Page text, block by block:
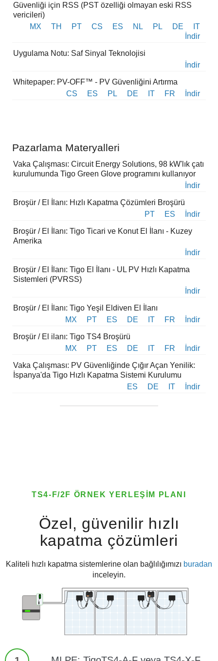
Güvenliği için RSS (PST özelliği olmayan eski RSS
vericileri)
MX
TH PT CS ES NL PL DE
IT
İndir
Uygulama Notu: Saf Sinyal Teknolojisi
İndir
Whitepaper: PV-OFF™ - PV Güvenliğini Artırma
CS
ES PL DE IT FR İndir
Pazarlama Materyalleri
Vaka Çalışması: Circuit Energy Solutions, 98 kW'lık çatı
kurulumunda Tigo Green Glove programını kullanıyor
İndir
Broşür / El İlanı: Hızlı Kapatma Çözümleri Broşürü
PT
ES İndir
Broşür / El İlanı: Tigo Ticari ve Konut El İlanı - Kuzey
Amerika
İndir
Broşür / El İlanı: Tigo El İlanı - UL PV Hızlı Kapatma
Sistemleri (PVRSS)
İndir
Broşür / El İlanı: Tigo Yeşil Eldiven El İlanı
MX
PT ES DE IT FR İndir
Broşür / El ilanı: Tigo TS4 Broşürü
MX
PT ES DE IT FR İndir
Vaka Çalışması: PV Güvenliğinde Çığır Açan Yenilik:
İspanya'da Tigo Hızlı Kapatma Sistemi Kurulumu
ES
DE IT İndir
TS4-F/2F ÖRNEK YERLEŞIM PLANI
Özel, güvenilir hızlı
kapatma çözümleri
Kaliteli hızlı kapatma sistemlerine olan bağlılığımızı buradan
inceleyin.